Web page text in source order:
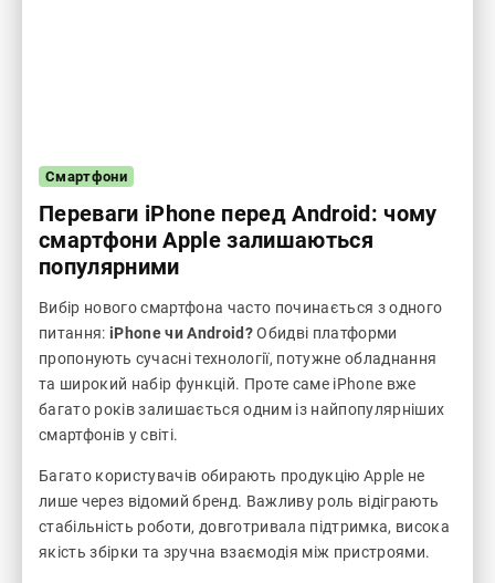
Смартфони
Переваги iPhone перед Android: чому
смартфони Apple залишаються
популярними
Вибір нового смартфона часто починається з одного
питання: iPhone чи Android?Обидві платформи
пропонують сучасні технології, потужне обладнання
та широкий набір функцій. Проте саме iPhone вже
багато років залишається одним із найпопулярніших
смартфонів у світі.
Багато користувачів обирають продукцію Apple не
лише через відомий бренд. Важливу роль відіграють
стабільність роботи, довготривала підтримка, висока
якість збірки та зручна взаємодія між пристроями.